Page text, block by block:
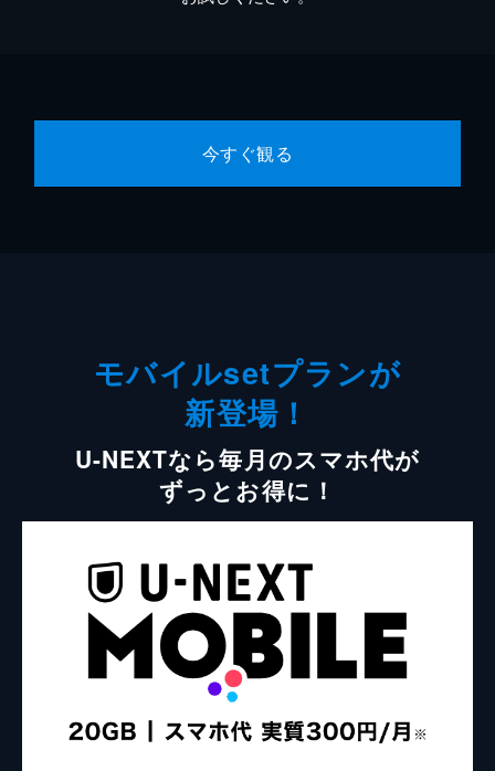
今すぐ観る
モバイルsetプランが
新登場！
U-NEXTなら毎月のスマホ代が
ずっとお得に！